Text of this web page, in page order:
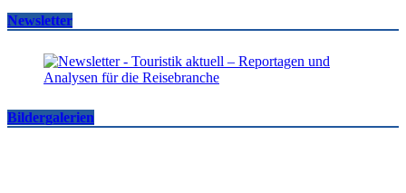
Newsletter
Bildergalerien